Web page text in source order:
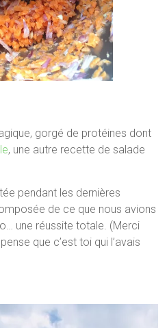
gorgé de protéines dont
, une autre recette de salade
pendant les dernières
de ce que nous avions
une réussite totale. (Merci
que c’est toi qui l’avais